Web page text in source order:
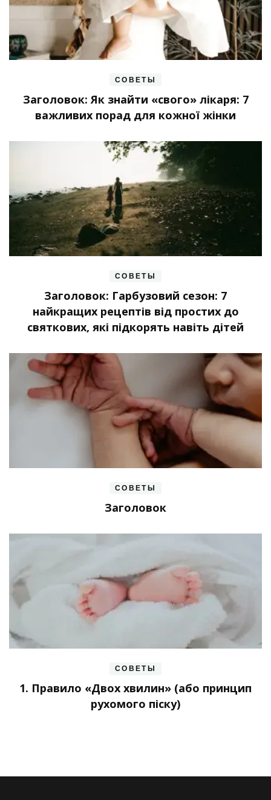
СОВЕТЫ
Заголовок: Як знайти «свого» лікаря: 7
важливих порад для кожної жінки
СОВЕТЫ
Заголовок: Гарбузовий сезон: 7
найкращих рецептів від простих до
святкових, які підкорять навіть дітей
СОВЕТЫ
Заголовок
СОВЕТЫ
1. Правило «Двох хвилин» (або принцип
рухомого піску)